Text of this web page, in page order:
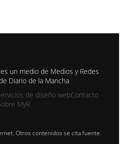
un medio de Medios y Redes
Diario de la Mancha
de diseño webContacto
MyR
Otros contenidos se cita fuente.